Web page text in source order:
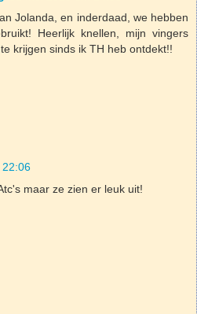
Jolanda, en inderdaad, we hebben
Heerlijk knellen, mijn vingers
krijgen sinds ik TH heb ontdekt!!
maar ze zien er leuk uit!